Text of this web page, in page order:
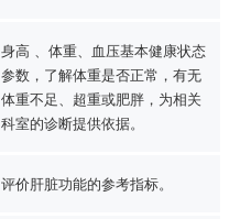
身高 、体重、血压基本健康状态
参数，了解体重是否正常，有无
体重不足、超重或肥胖，为相关
科室的诊断提供依据。
评价肝脏功能的参考指标。